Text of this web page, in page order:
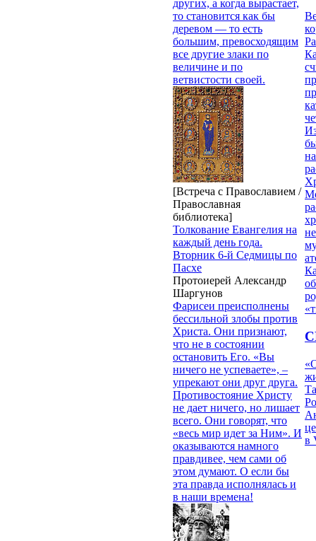
других, а когда вырастает,
то становится как бы
деревом — то есть
большим, превосходящим
все другие злаки по
величине и по
ветвистости своей.
[Встреча с Православием /
Православная
библиотека]
Толкование Евангелия на
каждый день года.
Вторник 6-й Седмицы по
Пасхе
Протоиерей Александр
Шаргунов
Фарисеи преисполнены
бессильной злобы против
Христа. Они признают,
что не в состоянии
остановить Его. «Вы
ничего не успеваете», –
упрекают они друг друга.
Противостояние Христу
не дает ничего, но лишает
всего. Они говорят, что
«весь мир идет за Ним». И
оказываются намного
правдивее, чем сами об
этом думают. О если бы
эта правда исполнялась и
в наши времена!
в